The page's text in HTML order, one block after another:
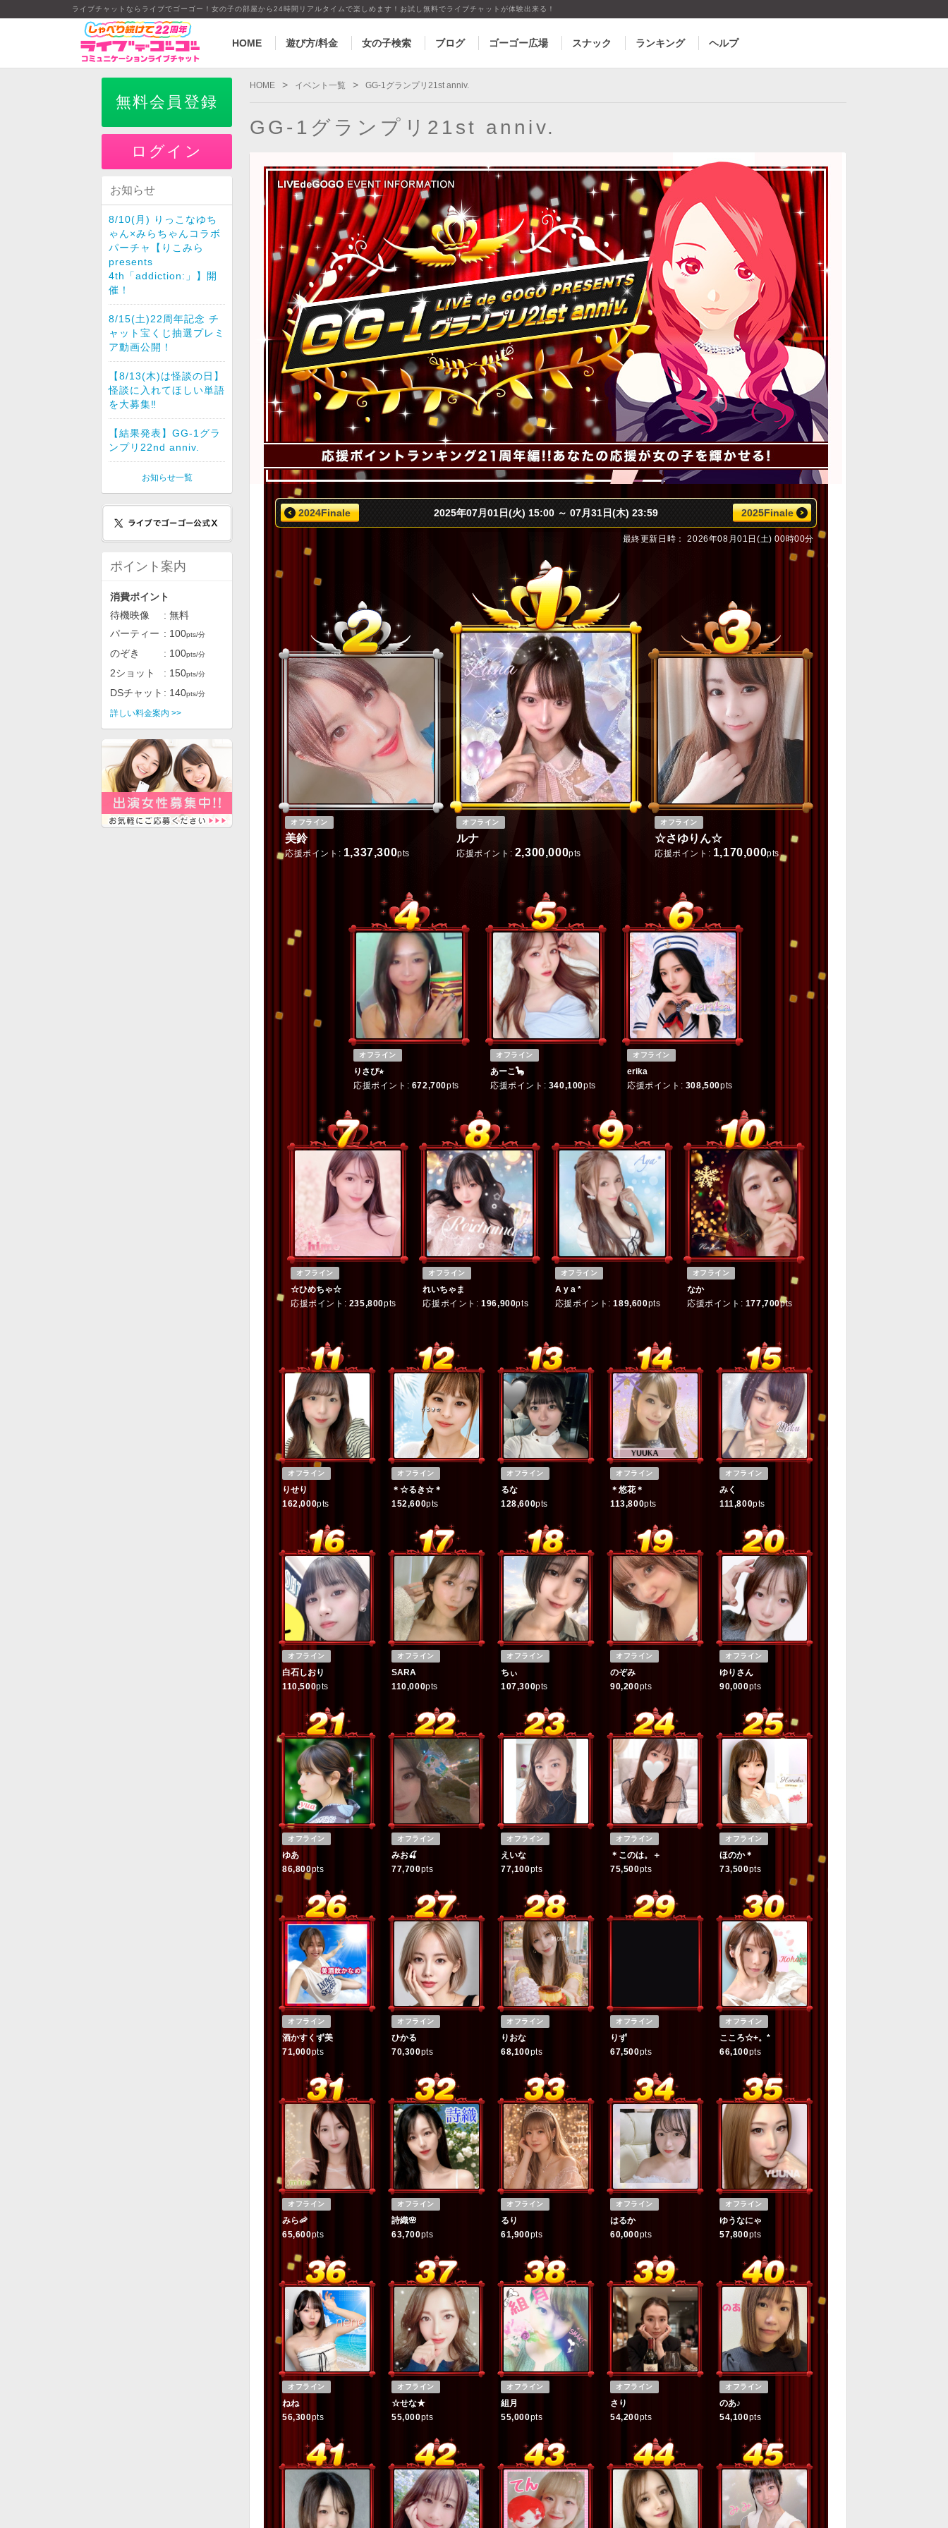
ライブチャットならライブでゴーゴー！女の子の部屋から24時間リアルタイムで楽しめます！お試し無料でライブチャットが体験出来る！
HOME 遊び方/料金 女の子検索 ブログ ゴーゴー広場 スナック ランキング ヘルプ
HOME > イベント一覧 > GG-1グランプリ21st anniv.
GG-1グランプリ21st anniv.
2024Finale 2025年07月01日(火) 15:00 ～ 07月31日(木) 23:59 2025Finale
最終更新日時： 2026年08月01日(土) 00時00分
オフライン
ルナ
応援ポイント: 2,300,000pts
オフライン
美鈴
応援ポイント: 1,337,300pts
オフライン
☆さゆりん☆
応援ポイント: 1,170,000pts
オフライン
りさぴ⭐︎
応援ポイント: 672,700pts
オフライン
あーこ🦕
応援ポイント: 340,100pts
オフライン
erika
応援ポイント: 308,500pts
オフライン
☆ひめちゃ☆
応援ポイント: 235,800pts
オフライン
れいちゃま
応援ポイント:196,900pts
オフライン
A y a *
応援ポイント:189,600pts
オフライン
なか
応援ポイント: 177,700pts
オフライン
りせり
162,000pts
オフライン
＊☆るき☆＊
152,600pts
オフライン
るな
128,600pts
オフライン
＊悠花＊
113,800pts
オフライン
みく
111,800pts
オフライン
白石しおり
110,500pts
オフライン
SARA
110,000pts
オフライン
ちぃ
107,300pts
オフライン
のぞみ
90,200pts
オフライン
ゆりさん
90,000pts
オフライン
ゆあ
86,800pts
オフライン
みお🍒
77,700pts
オフライン
えいな
77,100pts
オフライン
＊このは。＋
75,500pts
オフライン
ほのか＊
73,500pts
オフライン
酒かすくず美
71,000pts
オフライン
ひかる
70,300pts
オフライン
りおな
68,100pts
オフライン
りず
67,500pts
オフライン
こころ☆+。*
66,100pts
オフライン
みら🦐
65,600pts
オフライン
詩織🌸
63,700pts
オフライン
るり
61,900pts
オフライン
はるか
60,000pts
オフライン
ゆうなにゃ
57,800pts
オフライン
ねね
56,300pts
オフライン
☆せな★
55,000pts
オフライン
組月
55,000pts
オフライン
さり
54,200pts
オフライン
のあ♪
54,100pts
無料会員登録
ログイン
お知らせ
8/10(月) りっこなゆち
ゃん×みらちゃんコラボ
パーチャ【りこみら
presents
4th「addiction:」】開
催！
8/15(土)22周年記念 チ
ャット宝くじ抽選プレミ
ア動画公開！
【8/13(木)は怪談の日】
怪談に入れてほしい単語
を大募集‼︎
【結果発表】GG-1グラ
ンプリ22nd anniv.
お知らせ一覧
ポイント案内
消費ポイント
待機映像
無料
パーティー
100pts/分
のぞき 100pts/分
2ショット 150pts/分
DSチャット 140pts/分
詳しい料金案内 >>